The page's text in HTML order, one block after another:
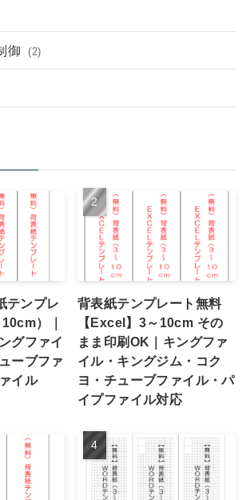
御 (2)
テンプレ
）｜
グファイ
ーブファ
イル
背表紙テンプレート無料
【Excel】3～10cm その
まま印刷OK｜キングファ
イル・キングジム・コク
ヨ・チューブファイル・パ
イプファイル対応